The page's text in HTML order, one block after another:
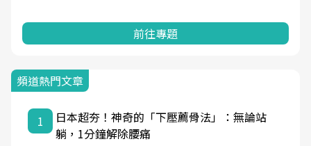
前往專題
頻道熱門文章
1
日本超夯！神奇的「下壓薦骨法」：無論站
躺，1分鐘解除腰痛